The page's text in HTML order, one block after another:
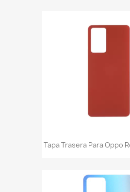
Tapa Trasera Para Oppo